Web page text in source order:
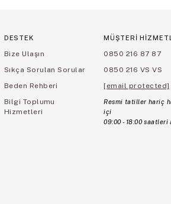
DESTEK
Bize Ulaşın
Sıkça Sorulan Sorular
Beden Rehberi
Bilgi Toplumu
Hizmetleri
MÜŞTERİ
0850 216 87 87
0850 216 VS VS
[email protected]
Resmi tatiller hariç
içi
09:00 - 18:00 saatleri